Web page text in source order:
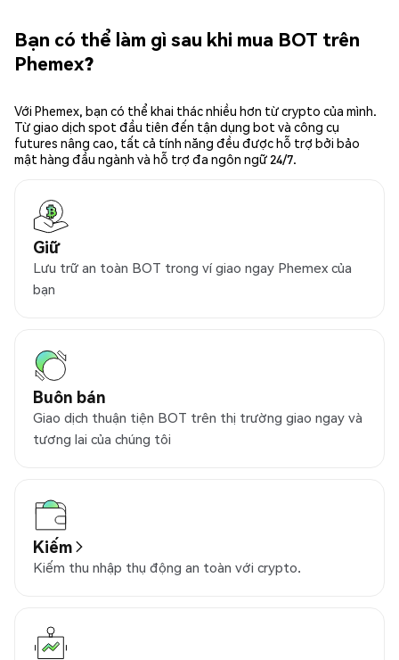
Bạn có thể làm gì sau khi mua BOT trên
Phemex?
Với Phemex, bạn có thể khai thác nhiều hơn từ crypto của mình.
Từ giao dịch spot đầu tiên đến tận dụng bot và công cụ
futures nâng cao, tất cả tính năng đều được hỗ trợ bởi bảo
mật hàng đầu ngành và hỗ trợ đa ngôn ngữ 24/7.
Giữ
Lưu trữ an toàn BOT trong ví giao ngay Phemex của
bạn
Buôn bán
Giao dịch thuận tiện BOT trên thị trường giao ngay và
tương lai của chúng tôi
Kiếm
Kiếm thu nhập thụ động an toàn với crypto.